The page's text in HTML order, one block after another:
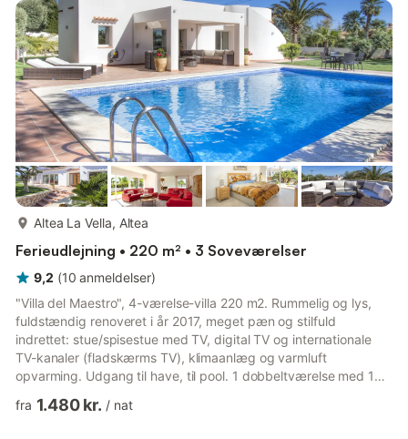
Brødrister, kedel, mikroovn, fryser, elektrisk kaffemaskine) med
spisehjørne. Brus/bidet/WC. El-opvarming. Stor terrasse.
Havemøble...
Altea La Vella, Altea
Ferieudlejning • 220 m² • 3 Soveværelser
9,2 (10 anmeldelser)
"Villa del Maestro", 4-værelse-villa 220 m2. Rummelig og lys,
fuldstændig renoveret i år 2017, meget pæn og stilfuld
indrettet: stue/spisestue med TV, digital TV og internationale
TV-kanaler (fladskærms TV), klimaanlæg og varmluft
opvarming. Udgang til have, til pool. 1 dobbeltværelse med 1
håndvask, sat-TV, digital TV, klimaanlæg og varmluft
fra 1.480 kr. / nat